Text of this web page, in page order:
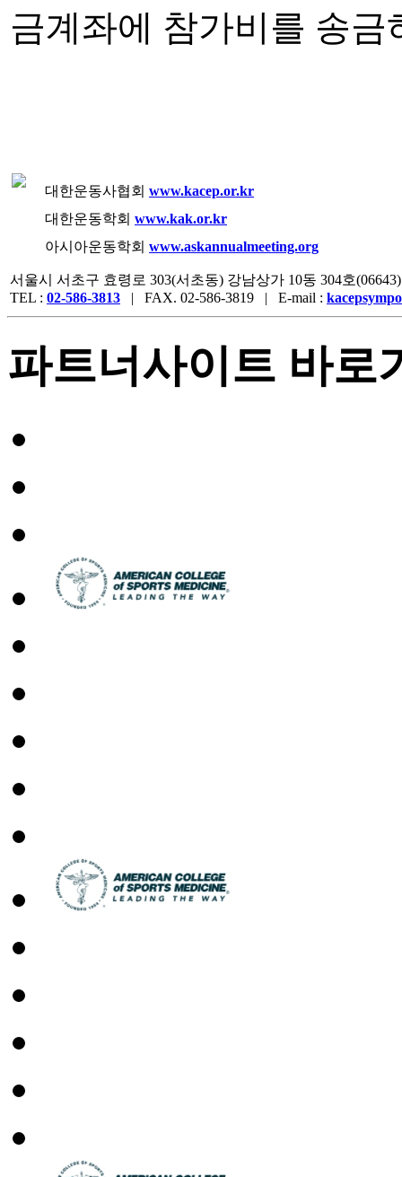
금계좌에 참가비를 송금
대한운동사협회 www.kacep.or.kr
대한운동학회 www.kak.or.kr
아시아운동학회 www.askannualmeeting.org
서울시 서초구 효령로 303(서초동) 강남상가 10동 304호(06643)
TEL : 02-586-3813 | FAX. 02-586-3819 | E-mail :
파트너사이트 바로